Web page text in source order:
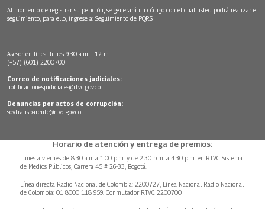
Al momento de registrar su petición, se generará un código con el cual usted podrá realizar el
seguimiento, para ello, ingrese a: Seguimiento de PQRS
Asesor en línea: lunes 9:30 a.m. - 12 m
(+57) (601) 2200700
Correo de notificaciones judiciales:
notificacionesjudiciales@rtvc.gov.co
Denuncias por actos de corrupción:
soytransparente@rtvc.gov.co
Horario de atención y entrega de premios:
Lunes a viernes de 8:30 a.m.a 1:00 p.m. y de 2:30 p.m. a 4:30 p.m. en RTVC Sistema
de Medios Públicos, Carrera 45 # 26-33, Bogotá.
Línea directa Radio Nacional de Colombia: 2200727, Línea Nacional Radio Nacional
de Colombia: 01 8000 118 959. Conmutador RTVC 2200700